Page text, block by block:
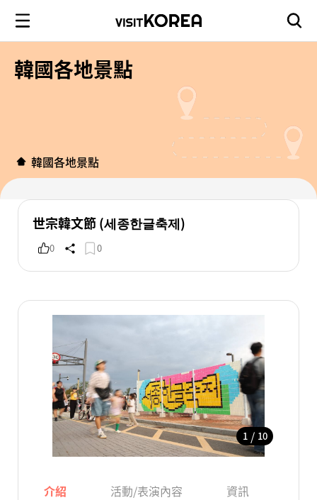
韓國各地景點
韓國各地景點
世宗韓文節 (세종한글축제)
0 0
1 / 10
介紹 活動/表演內容 資訊